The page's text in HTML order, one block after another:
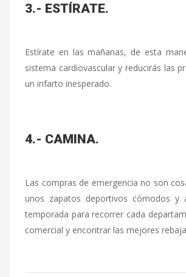
3.- ESTÍRATE.
Estírate en las mañanas, de esta
sistema cardiovascular y reducirás las
un infarto inesperado.
4.- CAMINA.
Las compras de emergencia no son
unos zapatos deportivos cómodos y
temporada para recorrer cada
comercial y encontrar las mejores